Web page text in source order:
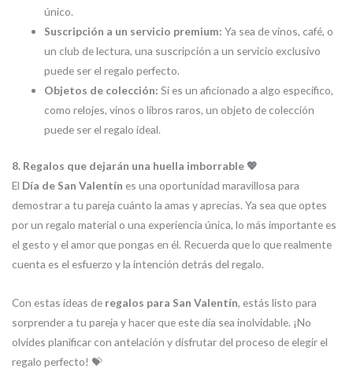
único.
Suscripción a un servicio premium: Ya sea de vinos, café, o
un club de lectura, una suscripción a un servicio exclusivo
puede ser el regalo perfecto.
Objetos de colección: Si es un aficionado a algo específico,
como relojes, vinos o libros raros, un objeto de colección
puede ser el regalo ideal.
8. Regalos que dejarán una huella imborrable 💖
El Día de San Valentín es una oportunidad maravillosa para
demostrar a tu pareja cuánto la amas y aprecias. Ya sea que optes
por un regalo material o una experiencia única, lo más importante es
el gesto y el amor que pongas en él. Recuerda que lo que realmente
cuenta es el esfuerzo y la intención detrás del regalo.
Con estas ideas de regalos para San Valentín, estás listo para
sorprender a tu pareja y hacer que este día sea inolvidable. ¡No
olvides planificar con antelación y disfrutar del proceso de elegir el
regalo perfecto! 💝